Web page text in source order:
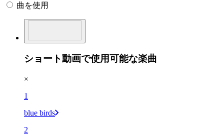
曲を使用
ショート動画で使用可能な楽曲
×
1
blue birds
2